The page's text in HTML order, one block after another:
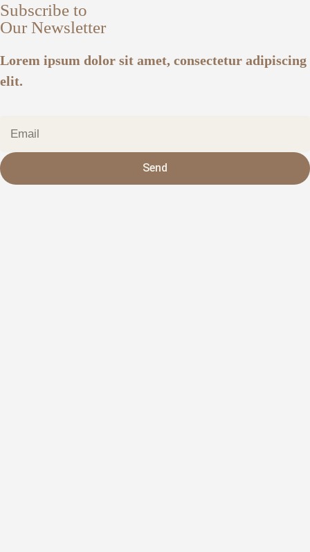
Subscribe to
Our Newsletter
Lorem ipsum dolor sit amet, consectetur adipiscing
elit.
Send